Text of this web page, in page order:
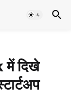
दिखे